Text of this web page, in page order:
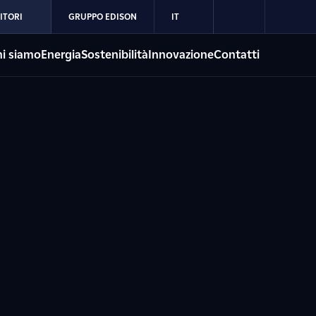
GRUPPO EDISON IT
siamoEnergiaSostenibilitàInnovazioneContatti